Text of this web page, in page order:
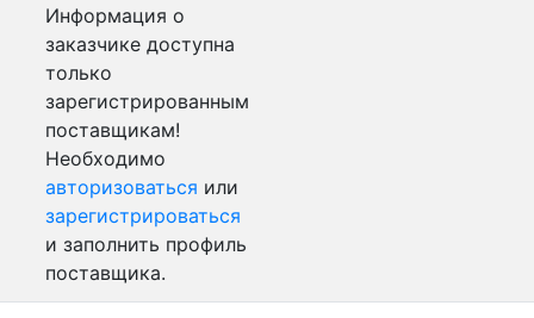
Информация о
заказчике доступна
только
зарегистрированным
поставщикам!
Необходимо
авторизоваться или
зарегистрироваться
и заполнить профиль
поставщика.